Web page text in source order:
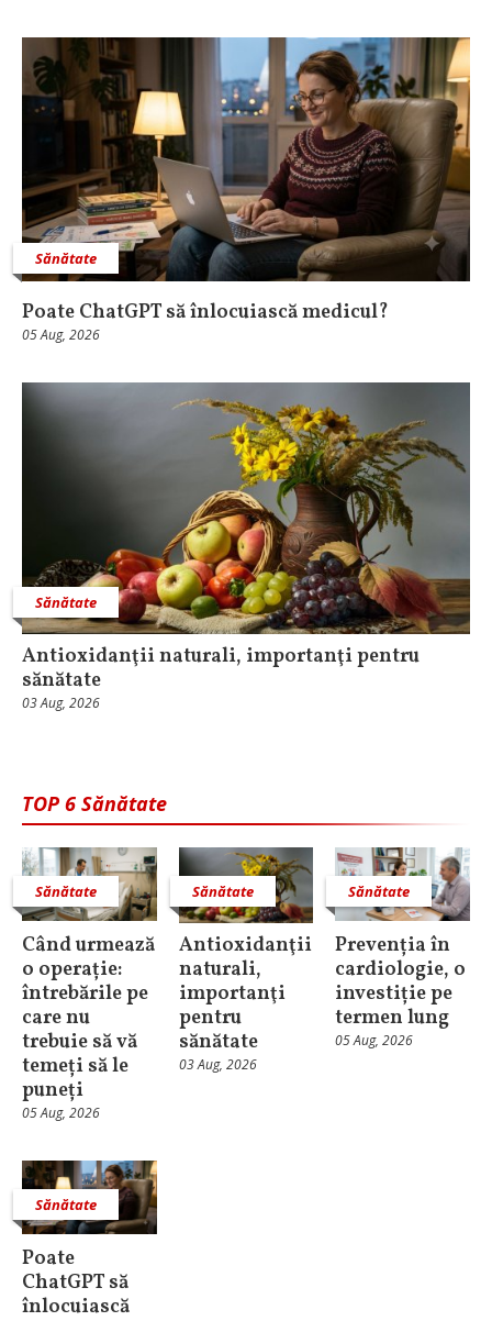
Sănătate
Poate ChatGPT să înlocuiască medicul?
05 Aug, 2026
Sănătate
Antioxidanţii naturali, importanţi pentru
sănătate
03 Aug, 2026
TOP 6 Sănătate
Sănătate
Când urmează
o operație:
întrebările pe
care nu
trebuie să vă
temeți să le
puneți
05 Aug, 2026
Sănătate
Antioxidanţii
naturali,
importanţi
pentru
sănătate
03 Aug, 2026
Sănătate
Prevenția în
cardiologie, o
investiție pe
termen lung
05 Aug, 2026
Sănătate
Poate
ChatGPT să
înlocuiască